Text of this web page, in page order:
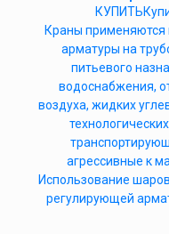
КУПИТЬ
Краны применяются
арматуры на
питьевого
водоснабжения,
воздуха, жидких
агрессивные к
Использование
регулирующей